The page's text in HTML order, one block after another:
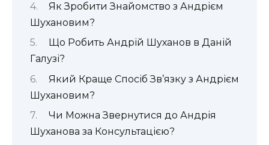
Як Зробити Знайомство з Андрієм
Шухановим?
Що Робить Андрій Шуханов в Даній
Галузі?
Який Краще Спосіб Зв’язку з Андрієм
Шухановим?
Чи Можна Звернутися до Андрія
Шуханова за Консультацією?